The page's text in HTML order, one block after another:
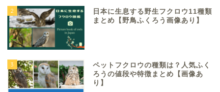
2
日本に生息する野生フクロウ11種類
まとめ【野鳥ふくろう画像あり】
3
ペットフクロウの種類は？人気ふく
ろうの値段や特徴まとめ【画像あ
り】